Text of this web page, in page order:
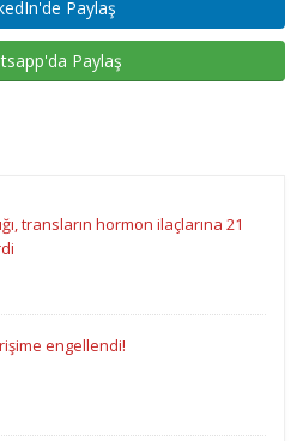
Paylaş
Paylaş
transların hormon ilaçlarına 21
engellendi!